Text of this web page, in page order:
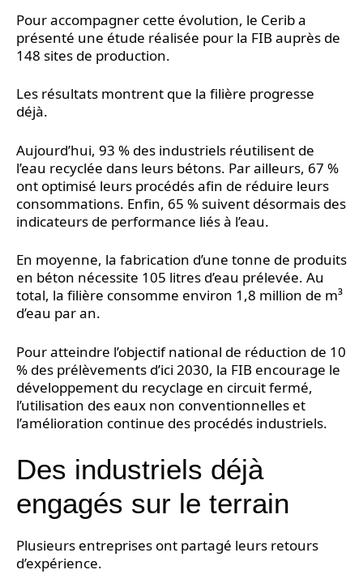
Pour accompagner cette évolution, le Cerib a
présenté une étude réalisée pour la FIB auprès de
148 sites de production.
Les résultats montrent que la filière progresse
déjà.
Aujourd’hui, 93 % des industriels réutilisent de
l’eau recyclée dans leurs bétons. Par ailleurs, 67 %
ont optimisé leurs procédés afin de réduire leurs
consommations. Enfin, 65 % suivent désormais des
indicateurs de performance liés à l’eau.
En moyenne, la fabrication d’une tonne de produits
en béton nécessite 105 litres d’eau prélevée. Au
total, la filière consomme environ 1,8 million de m³
d’eau par an.
Pour atteindre l’objectif national de réduction de 10
% des prélèvements d’ici 2030, la FIB encourage le
développement du recyclage en circuit fermé,
l’utilisation des eaux non conventionnelles et
l’amélioration continue des procédés industriels.
Des industriels déjà
engagés sur le terrain
Plusieurs entreprises ont partagé leurs retours
d’expérience.